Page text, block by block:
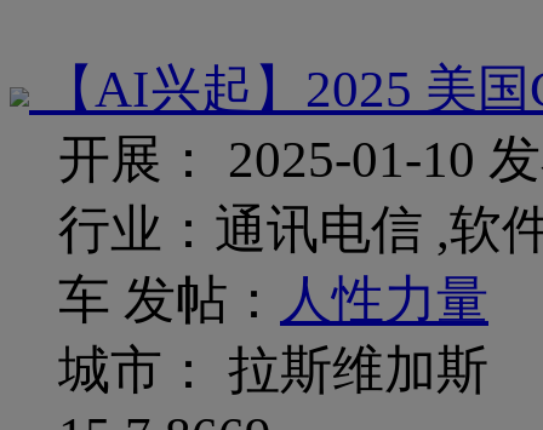
【AI兴起】2025 美
开展： 2025-01-10
行业：通讯电信 ,软
车 发帖： 人性力量
城市： 拉斯维加斯